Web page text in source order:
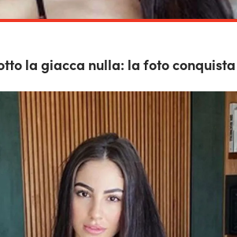
la giacca nulla: la foto